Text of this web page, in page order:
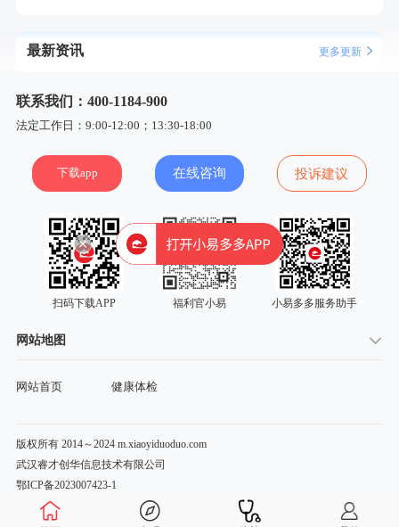
最新资讯 更多更新
联系我们：400-1184-900
法定工作日：9:00-12:00；13:30-18:00
下载app 在线咨询 投诉建议
扫码下载APP 福利官小易 小易多多服务助手
网站地图
网站首页 健康体检
版权所有 2014～2024 m.xiaoyiduoduo.com
武汉睿才创华信息技术有限公司
鄂ICP备2023007423-1